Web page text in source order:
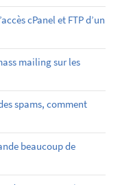
cPanel et FTP d’un
mailing sur les
spams, comment
beaucoup de